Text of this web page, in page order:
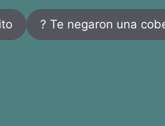
? Te negaron una